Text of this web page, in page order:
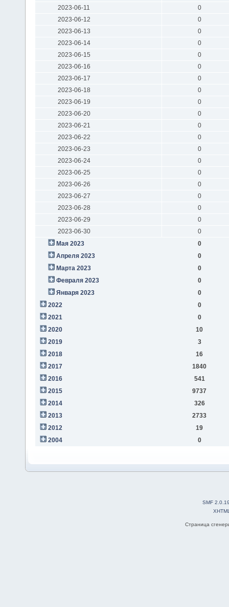
2023-06-11
0
2023-06-12
0
2023-06-13
0
2023-06-14
0
2023-06-15
0
2023-06-16
0
2023-06-17
0
2023-06-18
0
2023-06-19
0
2023-06-20
0
2023-06-21
0
2023-06-22
0
2023-06-23
0
2023-06-24
0
2023-06-25
0
2023-06-26
0
2023-06-27
0
2023-06-28
0
2023-06-29
0
2023-06-30
0
Мая 2023
0
Апреля 2023
0
Марта 2023
0
Февраля 2023
0
Января 2023
0
2022
0
2021
0
2020
10
2019
3
2018
16
2017
1840
2016
541
2015
9737
2014
326
2013
2733
2012
19
2004
0
SMF
Страница